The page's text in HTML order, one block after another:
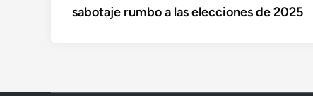
entradas
sabotaje rumbo a las elecciones de 2025